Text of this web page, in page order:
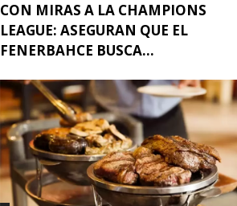
CON MIRAS A LA CHAMPIONS
LEAGUE: ASEGURAN QUE EL
FENERBAHCE BUSCA...